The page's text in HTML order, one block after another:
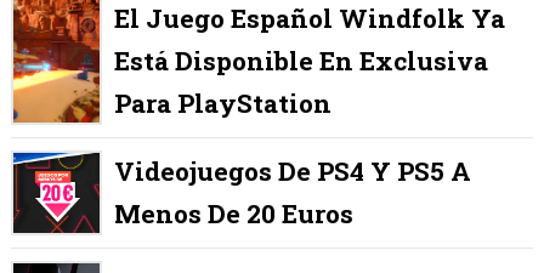
El Juego Español Windfolk Ya
Está Disponible En Exclusiva
Para PlayStation
Videojuegos De PS4 Y PS5 A
Menos De 20 Euros